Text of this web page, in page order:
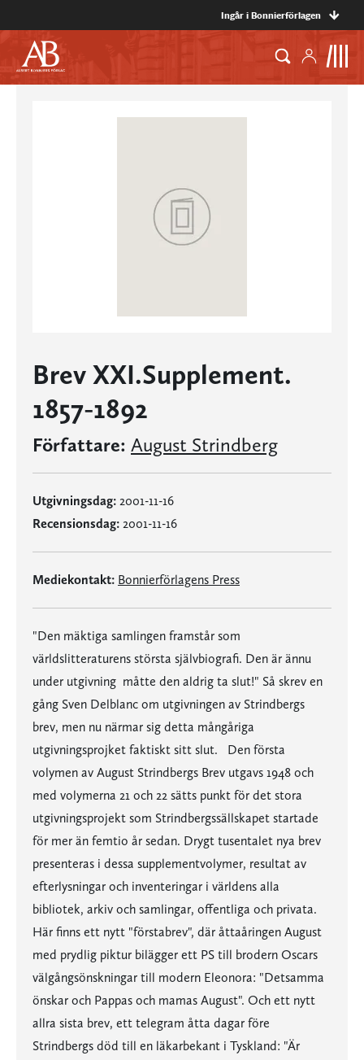
Ingår i Bonnierförlagen
Brev XXI.Supplement.
1857-1892
Författare: August Strindberg
Utgivningsdag: 2001-11-16
Recensionsdag: 2001-11-16
Mediekontakt: Bonnierförlagens Press
"Den mäktiga samlingen framstår som
världslitteraturens största självbiografi. Den är ännu
under utgivning  måtte den aldrig ta slut!" Så skrev en
gång Sven Delblanc om utgivningen av Strindbergs
brev, men nu närmar sig detta mångåriga
utgivningsprojket faktiskt sitt slut. Den första
volymen av August Strindbergs Brev utgavs 1948 och
med volymerna 21 och 22 sätts punkt för det stora
utgivningsprojekt som Strindbergssällskapet startade
för mer än femtio år sedan. Drygt tusentalet nya brev
presenteras i dessa supplementvolymer, resultat av
efterlysningar och inventeringar i världens alla
bibliotek, arkiv och samlingar, offentliga och privata.
Här finns ett nytt "förstabrev", där åttaåringen August
med prydlig piktur bilägger ett PS till brodern Oscars
välgångsönskningar till modern Eleonora: "Detsamma
önskar och Pappas och mamas August". Och ett nytt
allra sista brev, ett telegram åtta dagar före
Strindbergs död till en läkarbekant i Tyskland: "Är